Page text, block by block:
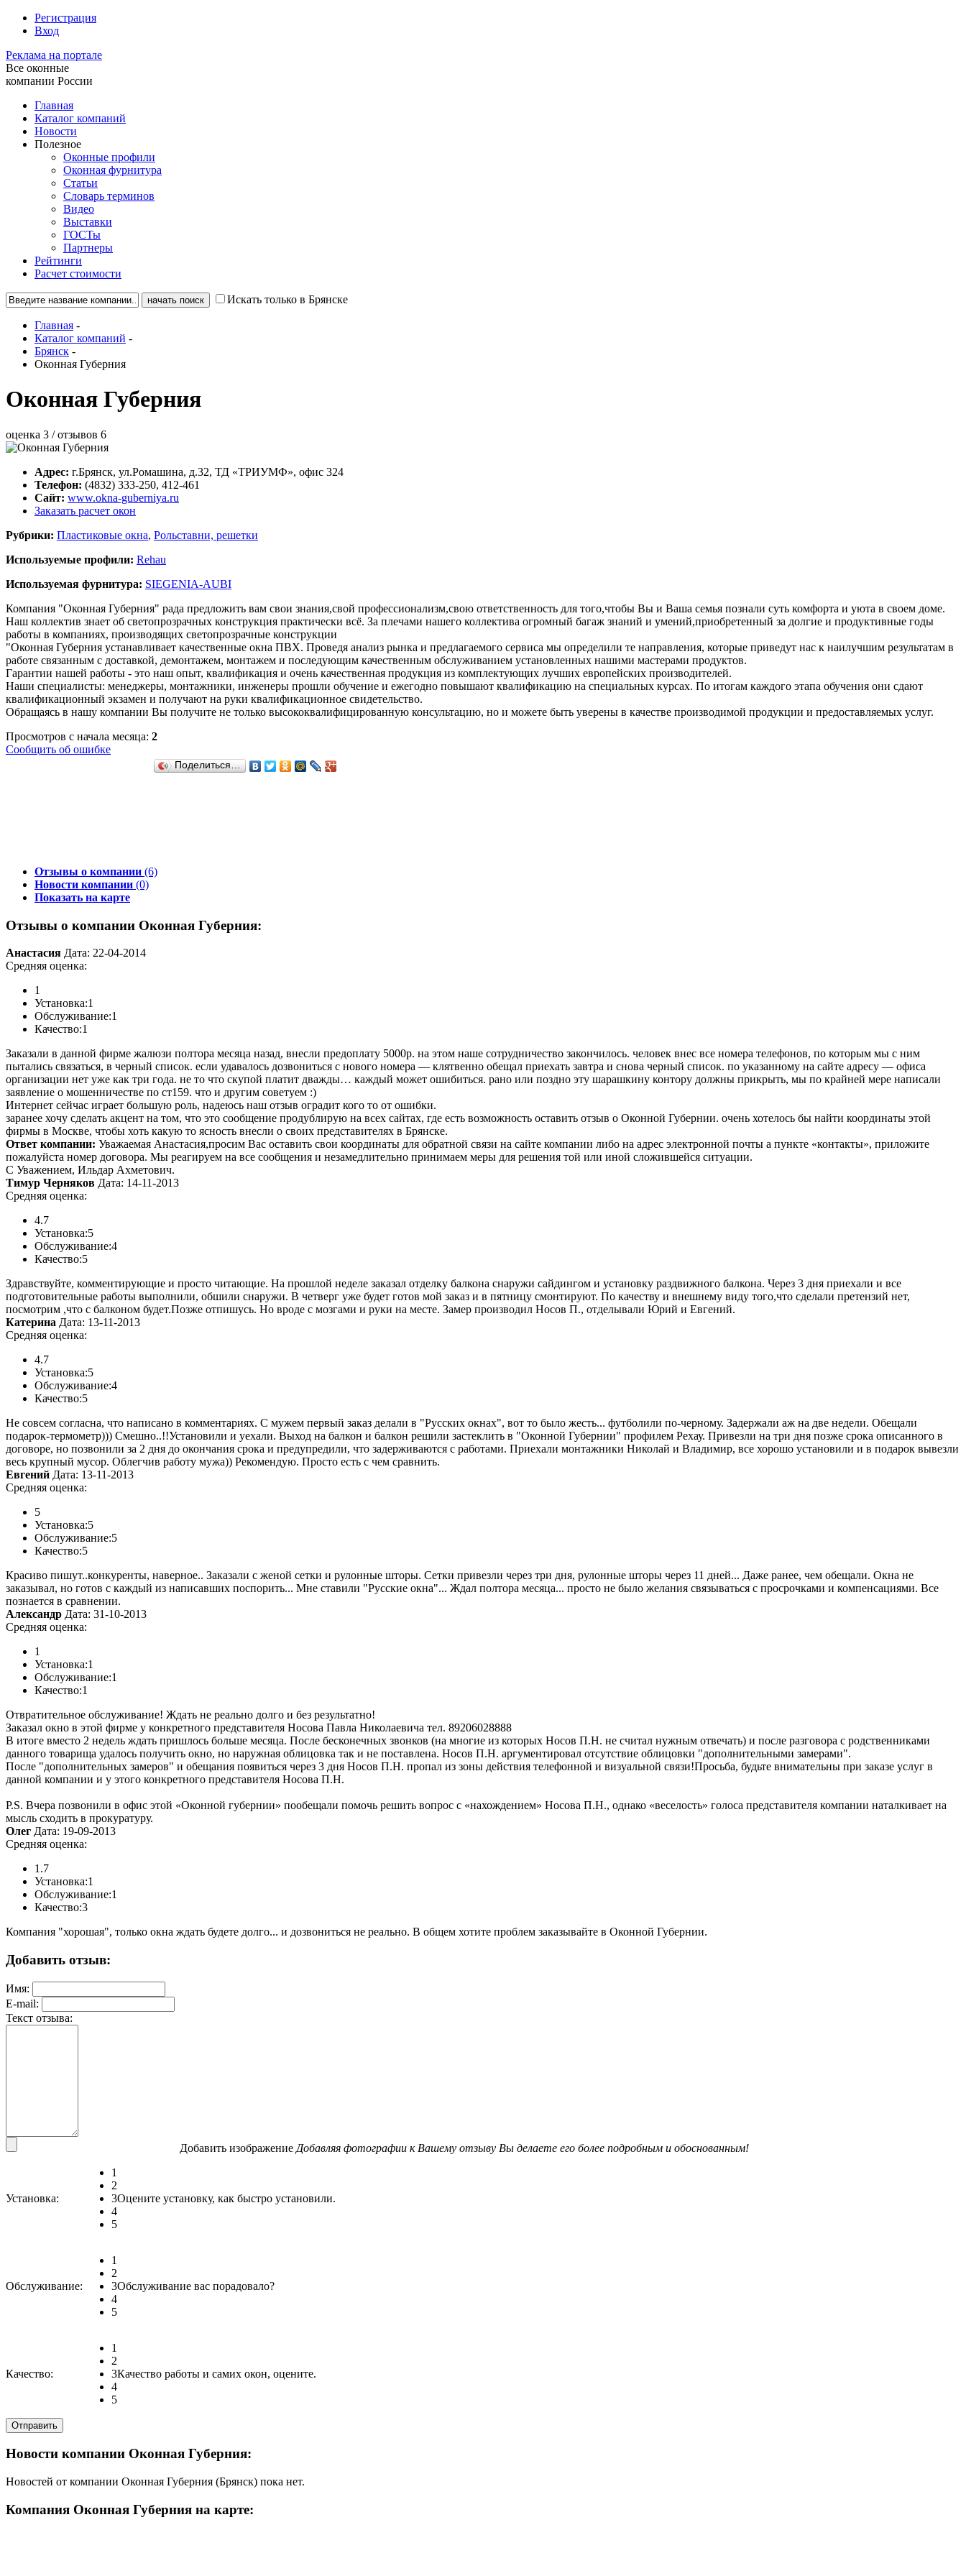
Регистрация
Вход
Реклама на портале
Все оконные
компании России
Главная
Каталог компаний
Новости
Полезное
Оконные профили
Оконная фурнитура
Статьи
Словарь терминов
Видео
Выставки
ГОСТы
Партнеры
Рейтинги
Расчет стоимости
Искать только в Брянске
Главная -
Каталог компаний -
Брянск -
Оконная Губерния
Оконная Губерния
оценка 3 / отзывов 6
Адрес: г.Брянск, ул.Ромашина, д.32, ТД «ТРИУМФ», офис 324
Телефон: (4832) 333-250, 412-461
Сайт: www.okna-guberniya.ru
Заказать расчет окон
Рубрики: Пластиковые окна, Рольставни, решетки
Используемые профили: Rehau
Используемая фурнитура: SIEGENIA-AUBI
Компания "Оконная Губерния" рада предложить вам свои знания,свой профессионализм,свою ответственность для того,чтобы Вы и Ваша семья познали суть комфорта и уюта в своем доме.
Наш коллектив знает об светопрозрачных конструкция практически всё. За плечами нашего коллектива огромный багаж знаний и умений,приобретенный за долгие и продуктивные годы
работы в компаниях, производящих светопрозрачные конструкции
"Оконная Губерния устанавливает качественные окна ПВХ. Проведя анализ рынка и предлагаемого сервиса мы определили те направления, которые приведут нас к наилучшим результатам в
работе связанным с доставкой, демонтажем, монтажем и последующим качественным обслуживанием установленных нашими мастерами продуктов.
Гарантии нашей работы - это наш опыт, квалификация и очень качественная продукция из комплектующих лучших европейских производителей.
Наши специалисты: менеджеры, монтажники, инженеры прошли обучение и ежегодно повышают квалификацию на специальных курсах. По итогам каждого этапа обучения они сдают
квалификационный экзамен и получают на руки квалификационное свидетельство.
Обращаясь в нашу компании Вы получите не только высококвалифицированную консультацию, но и можете быть уверены в качестве производимой продукции и предоставляемых услуг.
Просмотров с начала месяца: 2
Сообщить об ошибке
Поделиться…
Отзывы о компании (6)
Новости компании (0)
Показать на карте
Отзывы о компании Оконная Губерния:
Анастасия Дата: 22-04-2014
Средняя оценка:
1
Установка:1
Обслуживание:1
Качество:1
Заказали в данной фирме жалюзи полтора месяца назад, внесли предоплату 5000р. на этом наше сотрудничество закончилось. человек внес все номера телефонов, по которым мы с ним
пытались связаться, в черный список. если удавалось дозвониться с нового номера — клятвенно обещал приехать завтра и снова черный список. по указанному на сайте адресу — офиса
организации нет уже как три года. не то что скупой платит дважды… каждый может ошибиться. рано или поздно эту шарашкину контору должны прикрыть, мы по крайней мере написали
заявление о мошенничестве по ст159. что и другим советуем :)
Интернет сейчас играет большую роль, надеюсь наш отзыв оградит кого то от ошибки.
заранее хочу сделать акцент на том, что это сообщение продублирую на всех сайтах, где есть возможность оставить отзыв о Оконной Губернии. очень хотелось бы найти координаты этой
фирмы в Москве, чтобы хоть какую то ясность внесли о своих представителях в Брянске.
Ответ компании: Уважаемая Анастасия,просим Вас оставить свои координаты для обратной связи на сайте компании либо на адрес электронной почты а пункте «контакты», приложите
пожалуйста номер договора. Мы реагируем на все сообщения и незамедлительно принимаем меры для решения той или иной сложившейся ситуации.
С Уважением, Ильдар Ахметович.
Тимур Черняков Дата: 14-11-2013
Средняя оценка:
4.7
Установка:5
Обслуживание:4
Качество:5
Здравствуйте, комментирующие и просто читающие. На прошлой неделе заказал отделку балкона снаружи сайдингом и установку раздвижного балкона. Через 3 дня приехали и все
подготовительные работы выполнили, обшили снаружи. В четверг уже будет готов мой заказ и в пятницу смонтируют. По качеству и внешнему виду того,что сделали претензий нет,
посмотрим ,что с балконом будет.Позже отпишусь. Но вроде с мозгами и руки на месте. Замер производил Носов П., отделывали Юрий и Евгений.
Катерина Дата: 13-11-2013
Средняя оценка:
4.7
Установка:5
Обслуживание:4
Качество:5
Не совсем согласна, что написано в комментариях. С мужем первый заказ делали в "Русских окнах", вот то было жесть... футболили по-черному. Задержали аж на две недели. Обещали
подарок-термометр))) Смешно..!!Установили и уехали. Выход на балкон и балкон решили застеклить в "Оконной Губернии" профилем Рехау. Привезли на три дня позже срока описанного в
договоре, но позвонили за 2 дня до окончания срока и предупредили, что задерживаются с работами. Приехали монтажники Николай и Владимир, все хорошо установили и в подарок вывезли
весь крупный мусор. Облегчив работу мужа)) Рекомендую. Просто есть с чем сравнить.
Евгений Дата: 13-11-2013
Средняя оценка:
5
Установка:5
Обслуживание:5
Качество:5
Красиво пишут..конкуренты, наверное.. Заказали с женой сетки и рулонные шторы. Сетки привезли через три дня, рулонные шторы через 11 дней... Даже ранее, чем обещали. Окна не
заказывал, но готов с каждый из написавших поспорить... Мне ставили "Русские окна"... Ждал полтора месяца... просто не было желания связываться с просрочками и компенсациями. Все
познается в сравнении.
Александр Дата: 31-10-2013
Средняя оценка:
1
Установка:1
Обслуживание:1
Качество:1
Отвратительное обслуживание! Ждать не реально долго и без результатно!
Заказал окно в этой фирме у конкретного представителя Носова Павла Николаевича тел. 89206028888
В итоге вместо 2 недель ждать пришлось больше месяца. После бесконечных звонков (на многие из которых Носов П.Н. не считал нужным отвечать) и после разговора с родственниками
данного товарища удалось получить окно, но наружная облицовка так и не поставлена. Носов П.Н. аргументировал отсутствие облицовки "дополнительными замерами".
После "дополнительных замеров" и обещания появиться через 3 дня Носов П.Н. пропал из зоны действия телефонной и визуальной связи!Просьба, будьте внимательны при заказе услуг в
данной компании и у этого конкретного представителя Носова П.Н.
P.S. Вчера позвонили в офис этой «Оконной губернии» пообещали помочь решить вопрос с «нахождением» Носова П.Н., однако «веселость» голоса представителя компании наталкивает на
мысль сходить в прокуратуру.
Олег Дата: 19-09-2013
Средняя оценка:
1.7
Установка:1
Обслуживание:1
Качество:3
Компания "хорошая", только окна ждать будете долго... и дозвониться не реально. В общем хотите проблем заказывайте в Оконной Губернии.
Добавить отзыв:
Имя:
E-mail:
Текст отзыва:
Добавить изображение Добавляя фотографии к Вашему отзыву Вы делаете его более подробным и обоснованным!
Установка:
1
2
3
4
5
Оцените установку, как быстро установили.
Обслуживание:
1
2
3
4
5
Обслуживание вас порадовало?
Качество:
1
2
3
4
5
Качество работы и самих окон, оцените.
Новости компании Оконная Губерния:
Новостей от компании Оконная Губерния (Брянск) пока нет.
Компания Оконная Губерния на карте: